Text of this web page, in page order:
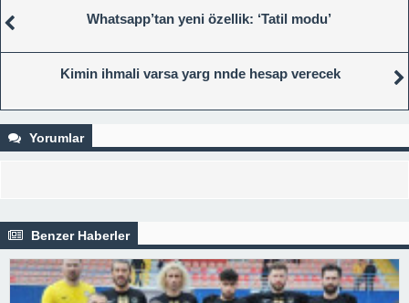
Whatsapp’tan yeni özellik: ‘Tatil modu’
Kimin ihmali varsa yarg nnde hesap verecek
Yorumlar
Benzer Haberler